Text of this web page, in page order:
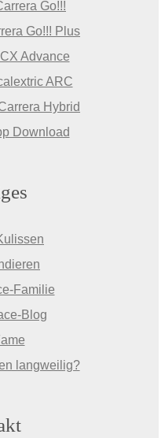
Go!!!
Go!!! Plus
Advance
ARC
Hybrid
Download
Familie
Blog
langweilig?